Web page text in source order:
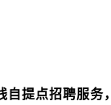
提点招聘服务